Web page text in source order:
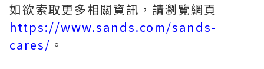
如欲索取更多相關資訊，請瀏覽網頁
https://www.sands.com/sands-
cares/ 。